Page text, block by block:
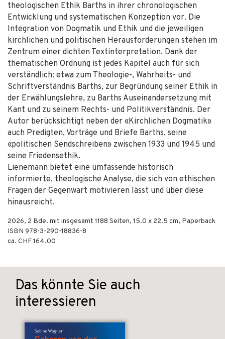
theologischen Ethik Barths in ihrer chronologischen
Entwicklung und systematischen Konzeption vor. Die
Integration von Dogmatik und Ethik und die jeweiligen
kirchlichen und politischen Herausforderungen stehen im
Zentrum einer dichten Textinterpretation. Dank der
thematischen Ordnung ist jedes Kapitel auch für sich
verständlich: etwa zum Theologie-, Wahrheits- und
Schriftverständnis Barths, zur Begründung seiner Ethik in
der Erwählungslehre, zu Barths Auseinandersetzung mit
Kant und zu seinem Rechts- und Politikverständnis. Der
Autor berücksichtigt neben der «Kirchlichen Dogmatik»
auch Predigten, Vorträge und Briefe Barths, seine
«politischen Sendschreiben» zwischen 1933 und 1945 und
seine Friedensethik.
Lienemann bietet eine umfassende historisch
informierte, theologische Analyse, die sich von ethischen
Fragen der Gegenwart motivieren lässt und über diese
hinausreicht.
2026, 2 Bde. mit insgesamt 1188 Seiten, 15.0 x 22.5 cm, Paperback
ISBN 978-3-290-18836-8
ca. CHF 164.00
Das könnte Sie auch
interessieren